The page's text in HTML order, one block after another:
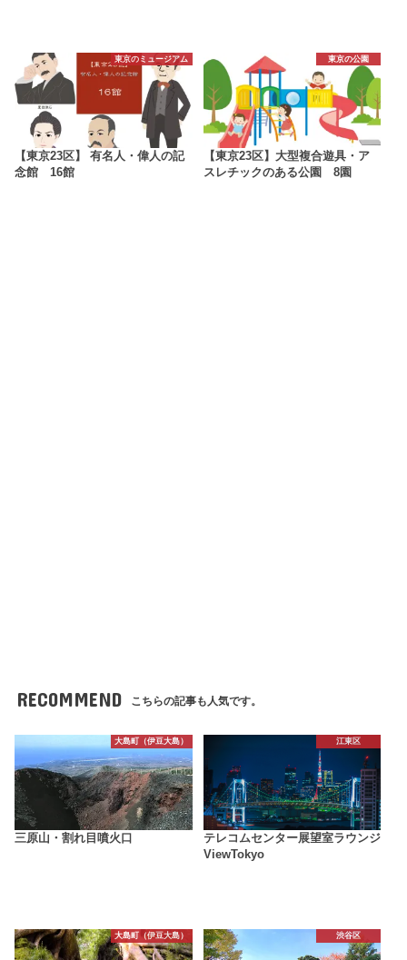
東京のミュージアム
【東京23区】 有名人・偉人の記
念館 16館
東京の公園
【東京23区】大型複合遊具・ア
スレチックのある公園 8園
RECOMMEND こちらの記事も人気です。
大島町（伊豆大島）
三原山・割れ目噴火口
江東区
テレコムセンター展望室ラウンジ
ViewTokyo
大島町（伊豆大島） 渋谷区